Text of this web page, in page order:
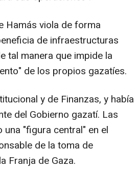
Hamás viola de forma
de infraestructuras
tal manera que impide la
de los propios gazatíes.
y de Finanzas, y había
del Gobierno gazatí. Las
"figura central" en el
de la toma de
Franja de Gaza.